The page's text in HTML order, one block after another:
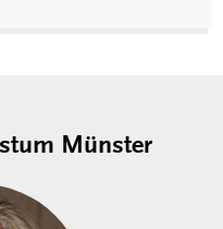
Münster